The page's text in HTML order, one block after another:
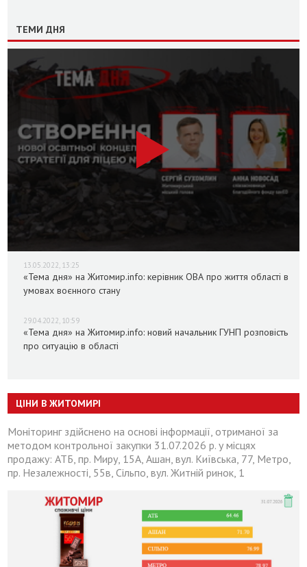
ТЕМИ ДНЯ
13.05.2022, 13:25
«Тема дня» на Житомир.info: керівник ОВА про життя області в
умовах воєнного стану
29.04.2022, 10:59
«Тема дня» на Житомир.info: новий начальник ГУНП розповість
про ситуацію в області
ЦІНИ В ЖИТОМИРІ
Моніторинг здійснено на основі інформації, отриманої за
методом контрольної закупки 31.07.2026 р. у місцях
продажу: АТБ, пр. Миру, 15А, Ашан, вул. Київська, 77, Метро,
пр. Незалежності, 55в, Сільпо, вул. Житній ринок, 1